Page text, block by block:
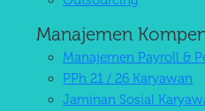
Manajemen
Manajemen Payroll &
PPh 21 / 26 Karyawan
Jaminan Sosial